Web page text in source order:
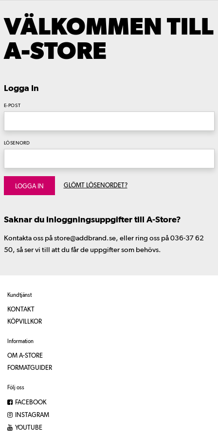
VÄLKOMMEN TILL
A-STORE
Logga In
E-POST
LÖSENORD
LOGGA IN GLÖMT LÖSENORDET?
Saknar du inloggningsuppgifter till A-Store?
Kontakta oss på store@addbrand.se, eller ring oss på 036-37 62
50, så ser vi till att du får de uppgifter som behövs.
Kundtjänst
KONTAKT
KÖPVILLKOR
Information
OM A-STORE
FORMATGUIDER
Följ oss
FACEBOOK
INSTAGRAM
YOUTUBE